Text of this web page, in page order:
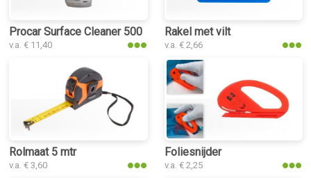
Procar Surface Cleaner 500 ml
v.a. € 11,40
Rakel met vilt
v.a. € 2,66
Rolmaat 5 mtr
v.a. € 3,60
Foliesnijder
v.a. € 2,25